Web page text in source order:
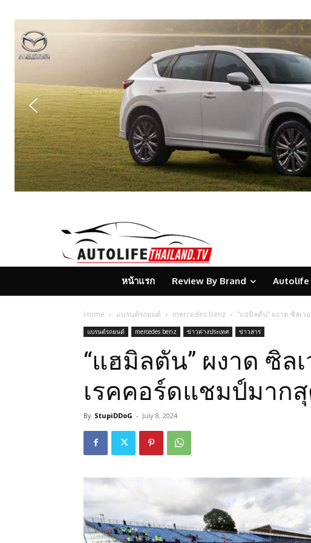
หน้าแรก Review By Brand Autolife
Home แบรนด์รถยนต์ mercedes benz “แฮมิลตัน” ผงาด ซิลเ
แบรนด์รถยนต์ mercedes benz ข่าวต่างประเทศ ข่าวสาร
“แฮมิลตัน” ผงาด ซิล
เรคคอร์ดแชมป์มาก
By StupiDDoG - July 8, 2024